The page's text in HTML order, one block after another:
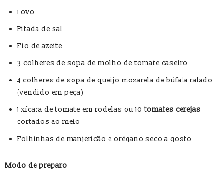
1 ovo
Pitada de sal
Fio de azeite
3 colheres de sopa de molho de tomate caseiro
4 colheres de sopa de queijo mozarela de búfala ralado
(vendido em peça)
1 xícara de tomate em rodelas ou 10 tomates cerejas
cortados ao meio
Folhinhas de manjericão e orégano seco a gosto
Modo de preparo